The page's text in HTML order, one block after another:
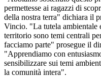
permettesse ai ragazzi di
della nostra terra" dichiara il
Vincio. "La tutela ambientale
territorio sono temi centrali
facciamo parte" prosegue il
"Apprendiamo con
sensibilizzare sui temi
la comunità intera".